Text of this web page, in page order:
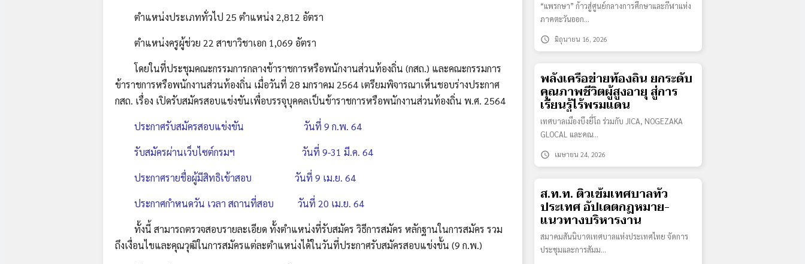
ตำแหน่งประเภททั่วไป 25 ตำแหน่ง 2,812 อัตรา
ตำแหน่งครูผู้ช่วย 22 สาขาวิชาเอก 1,069 อัตรา
โดยในที่ประชุมคณะกรรมการกลางข้าราชการหรือพนักงานส่วนท้องถิ่น (กสถ.) และคณะกรรมการ
ข้าราชการหรือพนักงานส่วนท้องถิ่น เมื่อวันที่ 28 มกราคม 2564 เตรียมพิจารณาเห็นชอบร่างประกาศ
กสถ. เรื่อง เปิดรับสมัครสอบแข่งขันเพื่อบรรจุบุคคลเป็นข้าราชการหรือพนักงานส่วนท้องถิ่น พ.ศ. 2564
ประกาศรับสมัครสอบแข่งขัน วันที่ 9 ก.พ. 64
รับสมัครผ่านเว็บไซต์กรมฯ วันที่ 9-31 มี.ค. 64
ประกาศรายชื่อผู้มีสิทธิเข้าสอบ วันที่ 9 เม.ย. 64
ประกาศกำหนดวัน เวลา สถานที่สอบ วันที่ 20 เม.ย. 64
ทั้งนี้ สามารถตรวจสอบรายละเอียด ทั้งตำแหน่งที่รับสมัคร วิธีการสมัคร หลักฐานในการสมัคร รวม
ถึงเงื่อนไขและคุณวุฒิในการสมัครแต่ละตำแหน่งได้ในวันที่ประกาศรับสมัครสอบแข่งขั้น (9 ก.พ.)
“แพรกษา” ก้าวสู่ศูนย์กลางการศึกษาและกีฬาแห่ง
ภาคตะวันออก…
schedule มิถุนายน 16, 2026
พลังเครือข่ายท้องถิ่น ยกระดับ
คุณภาพชีวิตผู้สูงอายุ สู่การ
เรียนรู้ไร้พรมแดน
เทศบาลเมืองบึงยี่โถ ร่วมกับ JICA, NOGEZAKA
GLOCAL และคณ…
schedule เมษายน 24, 2026
ส.ท.ท. ติวเข้มเทศบาลทั่ว
ประเทศ อัปเดตกฎหมาย-
แนวทางบริหารงาน
สมาคมสันนิบาตเทศบาลแห่งประเทศไทย จัดการ
ประชุมและการสัมม…